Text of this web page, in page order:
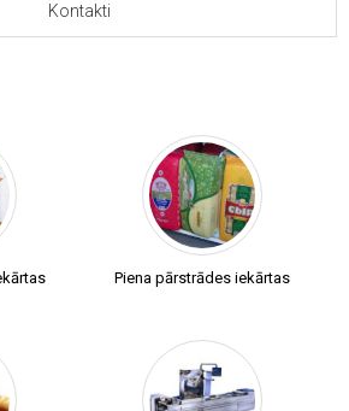
Kontakti
Piena pārstrādes iekārtas